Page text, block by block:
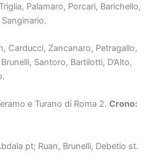
Palamaro, Porcari, Barichello,
Carducci, Zancanaro, Petragallo,
Santoro, Bartilotti, D’Alto,
e Turano di Roma 2.Crono:
pt; Ruan, Brunelli, Debetio st.